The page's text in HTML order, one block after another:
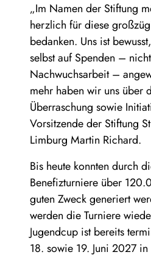
„Im Namen der Stiftung
herzlich für diese
bedanken. Uns ist
selbst auf Spenden –
Nachwuchsarbeit –
mehr haben wir uns über
Überraschung sowie
Vorsitzende der Stiftung
Limburg Martin Richard.
Bis heute konnten durch
Benefizturniere über
guten Zweck generiert
werden die Turniere
Jugendcup ist bereits
18. sowie 19. Juni 2027